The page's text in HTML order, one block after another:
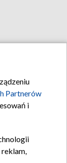
Partnerów
i